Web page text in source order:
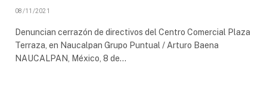
08/11/2021
Denuncian cerrazón de directivos del Centro Comercial Plaza
Terraza, en Naucalpan Grupo Puntual / Arturo Baena
NAUCALPAN, México, 8 de…